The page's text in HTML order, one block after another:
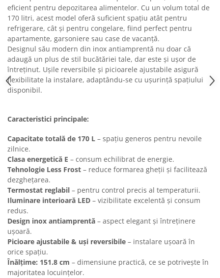
Preparare ceai si cafea
Aparate de spumat lapte
Espressoare
Preparare desert
accesori inghetata
Aparate de facut inghetata
Preparare paine
Prajitoare de paine
Storcatoare
Storcatoare
Tigai
eficient pentru depozitarea alimentelor. Cu un volum total de
170 litri, acest model oferă suficient spațiu atât pentru
refrigerare, cât și pentru congelare, fiind perfect pentru
apartamente, garsoniere sau case de vacanță.
Designul său modern din inox antiamprentă nu doar că
adaugă un plus de stil bucătăriei tale, dar este și ușor de
întreținut. Ușile reversibile și picioarele ajustabile asigură
flexibilitate la instalare, adaptându-se cu ușurință spațiului
disponibil.
Caracteristici principale:
Capacitate totală de 170 L – spațiu generos pentru nevoile
zilnice.
Clasa energetică E – consum echilibrat de energie.
Tehnologie Less Frost – reduce formarea gheții și facilitează
dezghețarea.
Termostat reglabil – pentru control precis al temperaturii.
Iluminare interioară LED – vizibilitate excelentă și consum
redus.
Design inox antiamprentă – aspect elegant și întreținere
ușoară.
Picioare ajustabile & uși reversibile – instalare ușoară în
orice spațiu.
Înălțime: 151.8 cm – dimensiune practică, ce se potrivește în
majoritatea locuințelor.